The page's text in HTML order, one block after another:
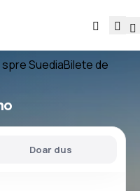
SuediaBilete de
Doar dus